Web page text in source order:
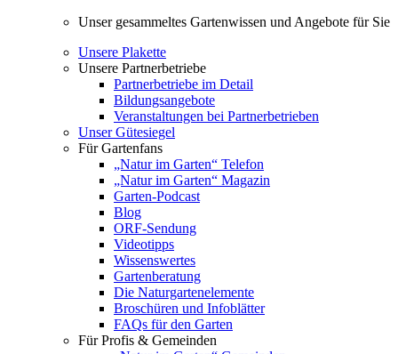
Unser gesammeltes Gartenwissen und Angebote für Sie
Unsere Plakette
Unsere Partnerbetriebe
Partnerbetriebe im Detail
Bildungsangebote
Veranstaltungen bei Partnerbetrieben
Unser Gütesiegel
Für Gartenfans
„Natur im Garten“ Telefon
„Natur im Garten“ Magazin
Garten-Podcast
Blog
ORF-Sendung
Videotipps
Wissenswertes
Gartenberatung
Die Naturgartenelemente
Broschüren und Infoblätter
FAQs für den Garten
Für Profis & Gemeinden